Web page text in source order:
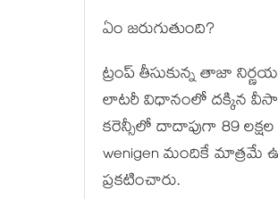
ఏం జరుగుతుంది?
ట్రంప్ తీసుకున్న తాజా
లాటరీ విధానంలో దక్కిన
కరెన్సీలో దాదాపుగా 89
wenigen మందికే మాత్రమే
ప్రకటించారు.